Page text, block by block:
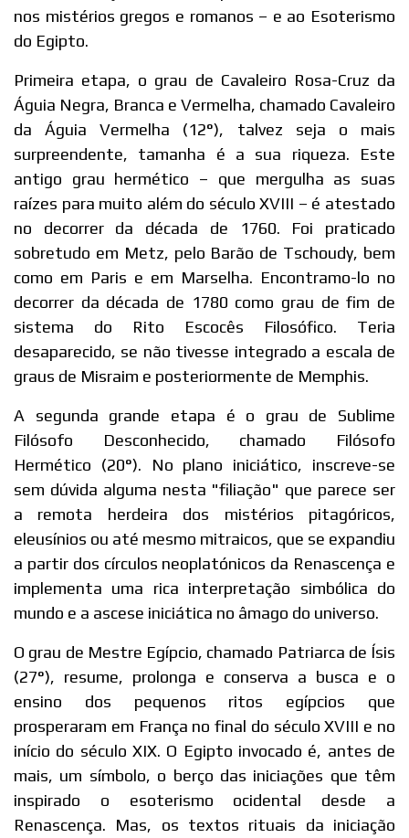
nos mistérios gregos e romanos – e ao Esoterismo
do Egipto.
Primeira etapa, o grau de Cavaleiro Rosa-Cruz da
Águia Negra, Branca e Vermelha, chamado Cavaleiro
da Águia Vermelha (12°), talvez seja o mais
surpreendente, tamanha é a sua riqueza. Este
antigo grau hermético – que mergulha as suas
raízes para muito além do século XVIII – é atestado
no decorrer da década de 1760. Foi praticado
sobretudo em Metz, pelo Barão de Tschoudy, bem
como em Paris e em Marselha. Encontramo-lo no
decorrer da década de 1780 como grau de fim de
sistema do Rito Escocês Filosófico. Teria
desaparecido, se não tivesse integrado a escala de
graus de Misraim e posteriormente de Memphis.
A segunda grande etapa é o grau de Sublime
Filósofo Desconhecido, chamado Filósofo
Hermético (20°). No plano iniciático, inscreve-se
sem dúvida alguma nesta "filiação" que parece ser
a remota herdeira dos mistérios pitagóricos,
eleusínios ou até mesmo mitraicos, que se expandiu
a partir dos círculos neoplatónicos da Renascença e
implementa uma rica interpretação simbólica do
mundo e a ascese iniciática no âmago do universo.
O grau de Mestre Egípcio, chamado Patriarca de Ísis
(27°), resume, prolonga e conserva a busca e o
ensino dos pequenos ritos egípcios que
prosperaram em França no final do século XVIII e no
início do século XIX. O Egipto invocado é, antes de
mais, um símbolo, o berço das iniciações que têm
inspirado o esoterismo ocidental desde a
Renascença. Mas, os textos rituais da iniciação